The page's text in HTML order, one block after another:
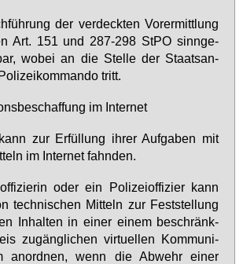
der ver­deck­ten Vor­er­mitt­lung
Art. 151 und 287-298 StPO sinn­ge­
wo­bei an die Stel­le der Staats­an­
tritt.
im In­ter­net
zur Er­fül­lung ih­rer Auf­ga­ben mit
im In­ter­net fahn­den.
oder ein Po­li­zei­of­fi­zier kann
tech­ni­schen Mit­teln zur Fest­stel­lung
In­hal­ten in ei­ner ei­nem be­schränk­
zu­gäng­li­chen vir­tu­el­len Kom­mu­ni­
an­ord­nen, wenn die Ab­wehr ei­ner